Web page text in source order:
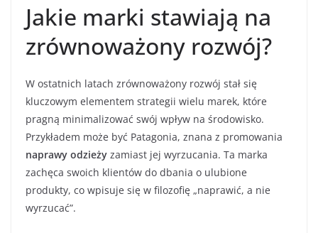
Jakie marki stawiają na
zrównoważony rozwój?
W ostatnich latach zrównoważony rozwój stał się
kluczowym elementem strategii wielu marek, które
pragną minimalizować swój wpływ na środowisko.
Przykładem może być Patagonia, znana z promowania
naprawy odzieży zamiast jej wyrzucania. Ta marka
zachęca swoich klientów do dbania o ulubione
produkty, co wpisuje się w filozofię „naprawić, a nie
wyrzucać”.